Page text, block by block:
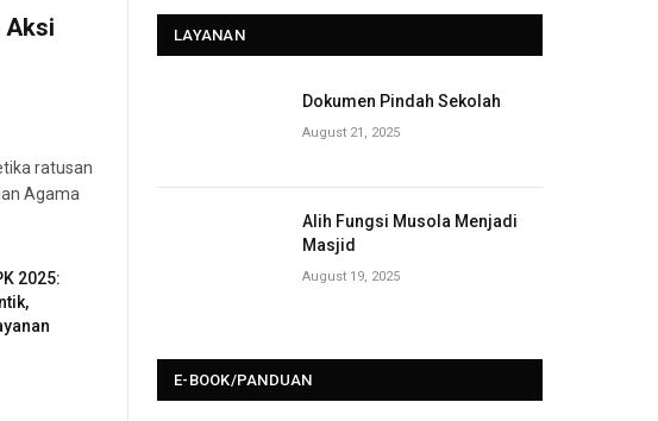
Aksi
ratusan
Agama
2025:
LAYANAN
Dokumen Pindah Sekolah
August 21, 2025
Alih Fungsi Musola Menjadi
Masjid
August 19, 2025
E-BOOK/PANDUAN